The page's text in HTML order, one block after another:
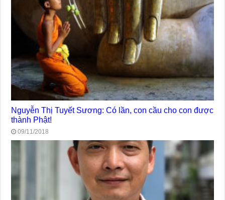
Nguyễn Thị Tuyết Sương: Có lần, con cầu cho con được
thành Phật!
09/11/2018